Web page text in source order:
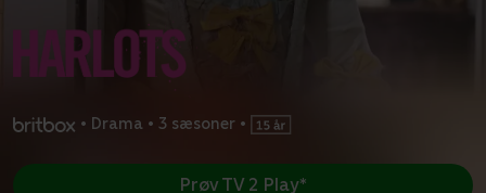
• Drama • 3 sæsoner •
Prøv TV 2 Play*